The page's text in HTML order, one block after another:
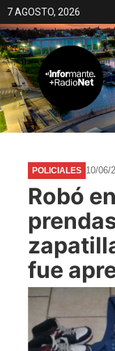
7 AGOSTO, 2026
POLICIALES 10/06/
Robó
fue